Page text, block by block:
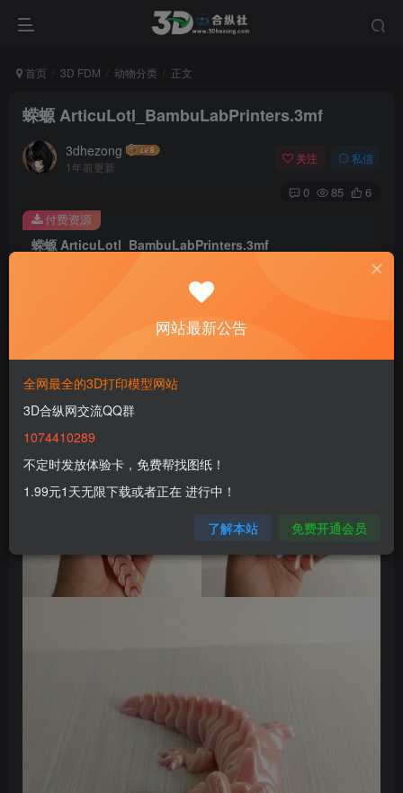
首页 3D FDM 动物分类 正文
蝾螈 ArticuLotl_BambuLabPrinters.3mf
3dhezong
1年前更新
关注 私信
0 85 6
蝾螈 ArticuLotl_BambuLabPrinters.3mf
100
免费
付费资源
网站最新公告
全网最全的3D打印模型网站
3D合纵网交流QQ群
1074410289
不定时发放体验卡，免费帮找图纸！
1.99元1天无限下载或者正在 进行中！
了解本站 免费开通会员